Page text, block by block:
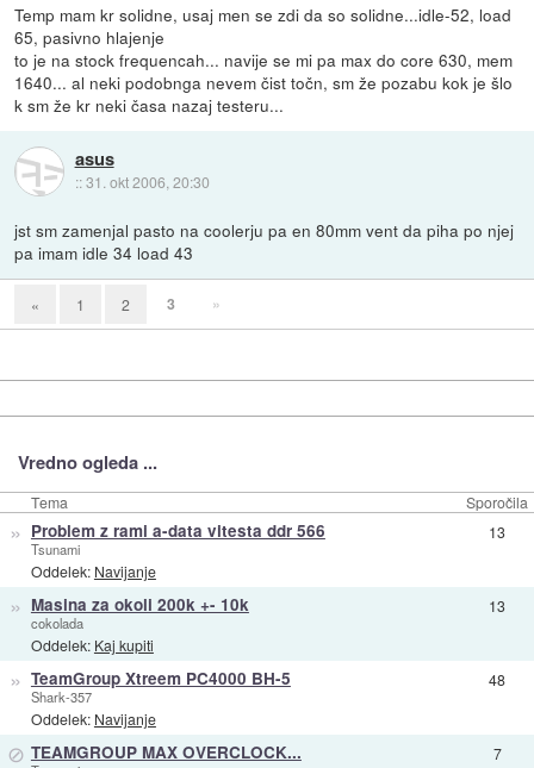
Temp mam kr solidne, usaj men se zdi da so solidne...idle-52, load
65, pasivno hlajenje
to je na stock frequencah... navije se mi pa max do core 630, mem
1640... al neki podobnga nevem čist točn, sm že pozabu kok je šlo
k sm že kr neki časa nazaj testeru...
asus
::31. okt 2006, 20:30
jst sm zamenjal pasto na coolerju pa en 80mm vent da piha po njej
pa imam idle 34 load 43
« 1 2 3 »
Vredno ogleda ...
Tema Sporočila
» Problem z rami a-data vitesta ddr 566
Tsunami
Oddelek: Navijanje
13
» Masina za okoli 200k +- 10k
cokolada
Oddelek: Kaj kupiti
13
» TeamGroup Xtreem PC4000 BH-5
Shark-357
Oddelek: Navijanje
48
⊘ TEAMGROUP MAX OVERCLOCK... 7